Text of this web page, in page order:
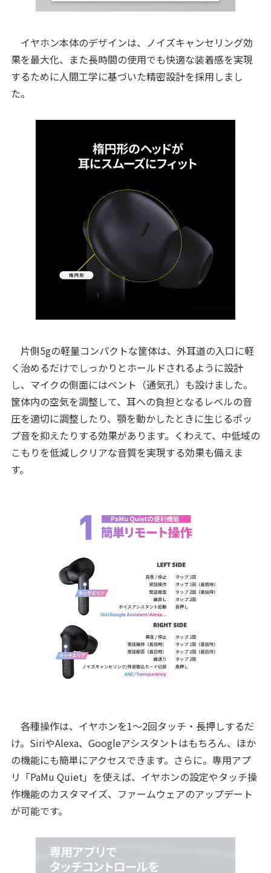
イヤホン本体のデザインは、ノイズキャンセリング効
果を最大化、また長時間の使用でも快適な装着感を実現
するために人間工学に基づいた精密設計を採用しまし
た。
片側5gの軽量コンパクトな筐体は、外耳道の入口に軽
く治めるだけでしっかりとホールドされるように設計
し、マイクの側面にはベント（通気孔）も設けました。
筐体内の空気を調整して、耳への負担となるレベルの音
圧を適切に調整したり、顎を動かしたときに生じるポッ
プ音を抑えたりする効果があります。くわえて、中低域の
こもりを低減しクリアな音質を実現する効果も備えま
す。
各種操作は、イヤホンを1～2回タッチ・長押しするだ
け。SiriやAlexa、Googleアシスタントはもちろん、ほか
の機能にも簡単にアクセスできます。さらに。専用アプ
リ「PaMu Quiet」を使えば、イヤホンの設定やタッチ操
作機能のカスタマイズ、ファームウェアのアップデート
が可能です。